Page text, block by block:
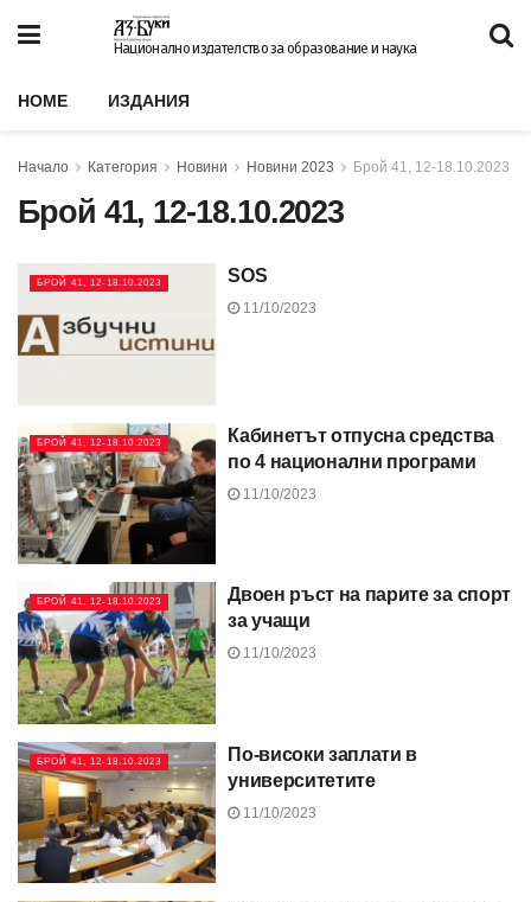
Национално издателство за образование и наука
HOME ИЗДАНИЯ
Начало Категория Новини Новини 2023 Брой 41, 12-18.10.2023
Брой 41, 12-18.10.2023
БРОЙ 41, 12-18.10.2023 SOS
11/10/2023
БРОЙ 41, 12-18.10.2023
Кабинетът отпусна средства
по 4 национални програми
11/10/2023
БРОЙ 41, 12-18.10.2023
Двоен ръст на парите за спорт
за учащи
11/10/2023
БРОЙ 41, 12-18.10.2023
По-високи заплати в
университетите
11/10/2023